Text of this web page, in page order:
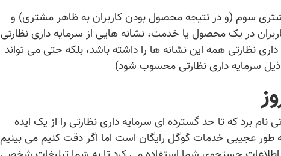
سوم (و در نتیجه محصول بودن کاربران به ظاهر مشتری) و
در یک محصول یا خدمت، نشانه هایی از سرمایه داری نظارتی
نظارتی همه این نشانه ها را داشته باشد، بلکه حتی می تواند
ذیل سرمایه داری نظارتی محسوب شود)
برد که تا حد گسترده ای سرمایه داری نظارتی را از یک ایده
عجیبی خدمات گوگل رایگان است اما اگر دقت کنیم می بینیم